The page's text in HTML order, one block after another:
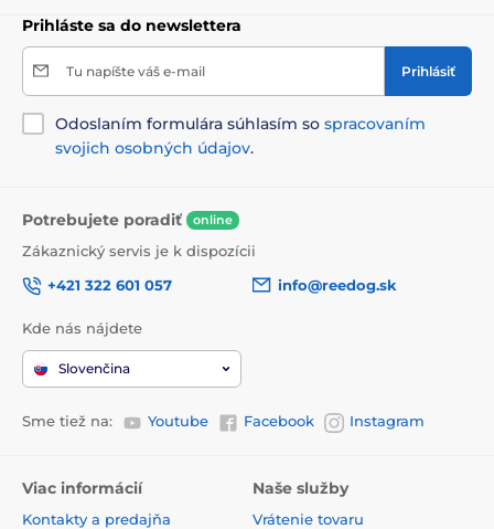
Prihláste sa do newslettera
Tu napíšte váš e-mail Prihlásiť
Odoslaním formulára súhlasím so spracovaním
svojich osobných údajov.
Potrebujete poradiť online
Zákaznický servis je k dispozícii
+421 322 601 057
info@reedog.sk
Kde nás nájdete
Slovenčina
Sme tiež na: Youtube Facebook Instagram
Viac informácií
Kontakty a predajňa
Naše služby
Vrátenie tovaru